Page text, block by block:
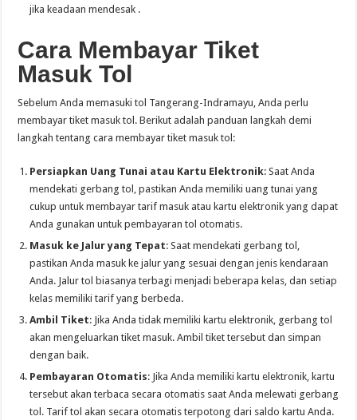
jika keadaan mendesak .
Cara Membayar Tiket
Masuk Tol
Sebelum Anda memasuki tol Tangerang-Indramayu, Anda perlu
membayar tiket masuk tol. Berikut adalah panduan langkah demi
langkah tentang cara membayar tiket masuk tol:
Persiapkan Uang Tunai atau Kartu Elektronik: Saat Anda
mendekati gerbang tol, pastikan Anda memiliki uang tunai yang
cukup untuk membayar tarif masuk atau kartu elektronik yang dapat
Anda gunakan untuk pembayaran tol otomatis.
Masuk ke Jalur yang Tepat: Saat mendekati gerbang tol,
pastikan Anda masuk ke jalur yang sesuai dengan jenis kendaraan
Anda. Jalur tol biasanya terbagi menjadi beberapa kelas, dan setiap
kelas memiliki tarif yang berbeda.
Ambil Tiket: Jika Anda tidak memiliki kartu elektronik, gerbang tol
akan mengeluarkan tiket masuk. Ambil tiket tersebut dan simpan
dengan baik.
Pembayaran Otomatis: Jika Anda memiliki kartu elektronik, kartu
tersebut akan terbaca secara otomatis saat Anda melewati gerbang
tol. Tarif tol akan secara otomatis terpotong dari saldo kartu Anda.